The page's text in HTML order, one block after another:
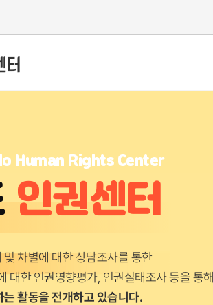
Human Rights Center
인권센터
차별에 대한 상담조사를 통한
대한 인권영향평가, 인권실태조사 등을 통해
활동을 전개하고 있습니다.